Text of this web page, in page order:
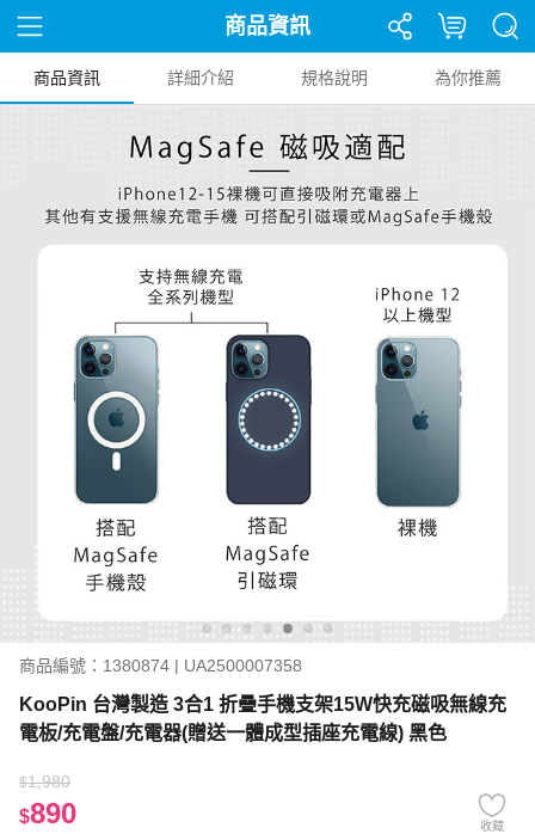
商品資訊
商品資訊 詳細介紹 規格說明 為你推薦
商品編號：1380874 | UA2500007358
KooPin 台灣製造 3合1 折疊手機支架15W快充磁吸無線充
電板/充電盤/充電器(贈送一體成型插座充電線) 黑色
$1,980
$890 收藏